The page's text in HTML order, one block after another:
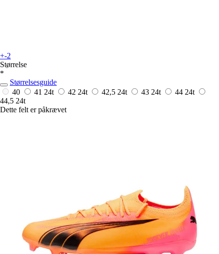
+-2
Størrelse
*
Størrelsesguide
40
41 24t 42 24t 42,5 24t 43 24t 44 24t
44,5 24t
Dette felt er påkrævet